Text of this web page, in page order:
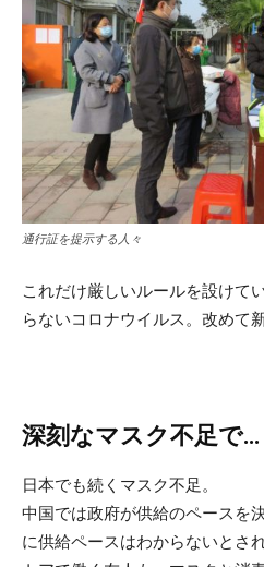
通行証を提示する人々
これだけ厳しいルールを設けて
らないコロナウイルス。改めて
深刻なマスク不足で…
日本でも続くマスク不足。
中国では政府が供給のペースを
に供給ペースはわからないとさ